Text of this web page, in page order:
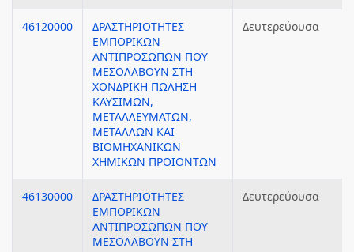
46120000
ΔΡΑΣΤΗΡΙΟΤΗΤΕΣ
ΕΜΠΟΡΙΚΩΝ
ΑΝΤΙΠΡΟΣΩΠΩΝ ΠΟΥ
ΜΕΣΟΛΑΒΟΥΝ ΣΤΗ
ΧΟΝΔΡΙΚΗ ΠΩΛΗΣΗ
ΚΑΥΣΙΜΩΝ,
ΜΕΤΑΛΛΕΥΜΑΤΩΝ,
ΜΕΤΑΛΛΩΝ ΚΑΙ
ΒΙΟΜΗΧΑΝΙΚΩΝ
ΧΗΜΙΚΩΝ ΠΡΟΪΟΝΤΩΝ
Δευτερεύουσα
46130000
ΔΡΑΣΤΗΡΙΟΤΗΤΕΣ
ΕΜΠΟΡΙΚΩΝ
ΑΝΤΙΠΡΟΣΩΠΩΝ ΠΟΥ
ΜΕΣΟΛΑΒΟΥΝ ΣΤΗ
Δευτερεύουσα